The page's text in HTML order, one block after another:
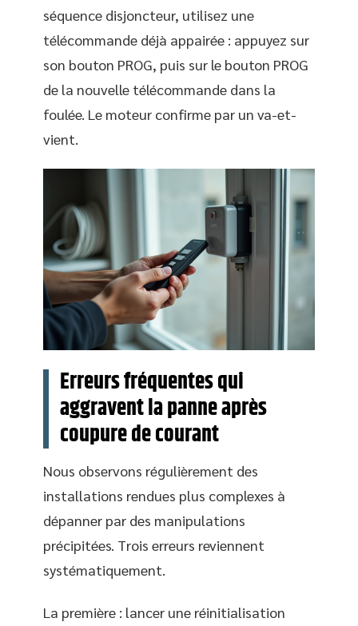
séquence disjoncteur, utilisez une
télécommande déjà appairée : appuyez sur
son bouton PROG, puis sur le bouton PROG
de la nouvelle télécommande dans la
foulée. Le moteur confirme par un va-et-
vient.
Erreurs fréquentes qui
aggravent la panne après
coupure de courant
Nous observons régulièrement des
installations rendues plus complexes à
dépanner par des manipulations
précipitées. Trois erreurs reviennent
systématiquement.
La première : lancer une réinitialisation